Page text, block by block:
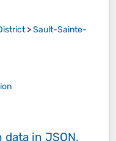
>Sault-Sainte-
in JSON,